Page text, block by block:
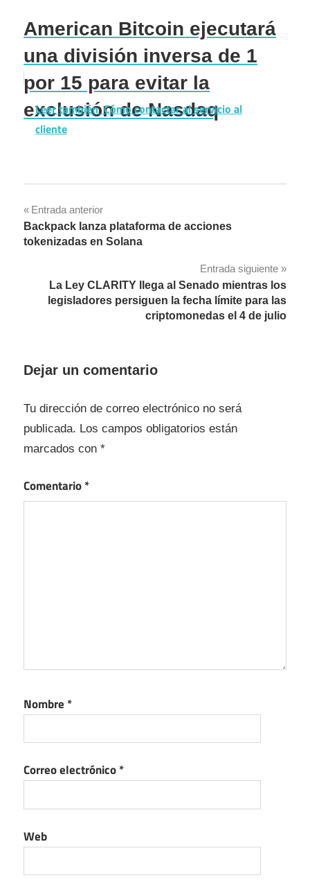
American Bitcoin ejecutará
una división inversa de 1
por 15 para evitar la
exclusión de Nasdaq
Leer también Cómo contactar al servicio al
cliente
Navegación
de
Entrada anterior
Backpack lanza plataforma de acciones
tokenizadas en Solana
Entrada siguiente
La Ley CLARITY llega al Senado mientras los
legisladores persiguen la fecha límite para las
criptomonedas el 4 de julio
Dejar un comentario
Tu dirección de correo electrónico no será
publicada. Los campos obligatorios están
marcados con *
Comentario*
Nombre *
Correo electrónico*
Web